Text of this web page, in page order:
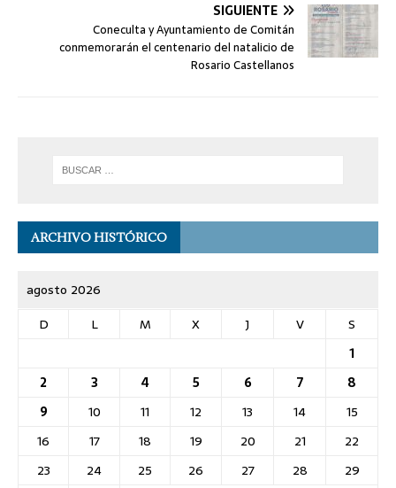
SIGUIENTE
Coneculta y Ayuntamiento de Comitán
conmemorarán el centenario del natalicio de
Rosario Castellanos
ARCHIVO HISTÓRICO
agosto 2026
D
L M X J V
S
1
2
3 4 5 6 7
8
9
10 11 12 13 14
15
16
17 18 19 20 21
22
23
24 25 26 27 28
29